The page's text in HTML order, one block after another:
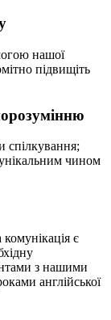
нашої
підвищіть
спілкування;
чином
є
з нашими
англійської